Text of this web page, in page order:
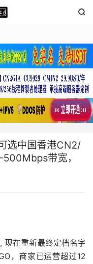

选中国香港CN2/
带宽，
在重新最终定档名字
，商家已运营超过12